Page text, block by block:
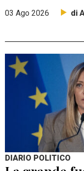
03 Ago 2026 di
DIARIO POLITICO